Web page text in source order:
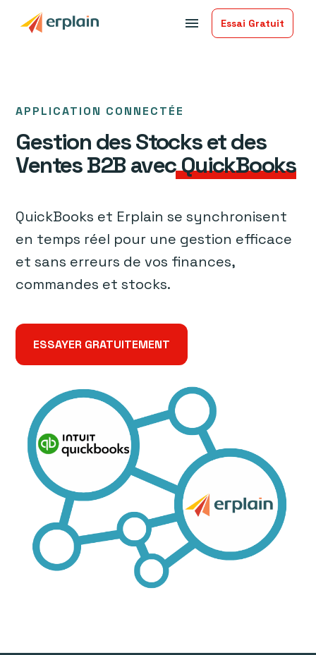
menu Essai Gratuit
APPLICATION CONNECTÉE
Gestion des Stocks et des
Ventes B2B avecQuickBooks
QuickBooks et Erplain se synchronisent
en temps réel pour une gestion efficace
et sans erreurs de vos finances,
commandes et stocks.
ESSAYER GRATUITEMENT